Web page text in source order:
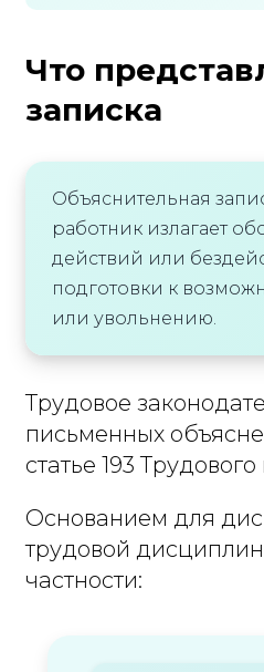
Что
записка
Объяснительная
работник излагает
действий или
подготовки к
или увольнению.
Трудовое
письменных
статье 193
Основанием для
трудовой
частности: